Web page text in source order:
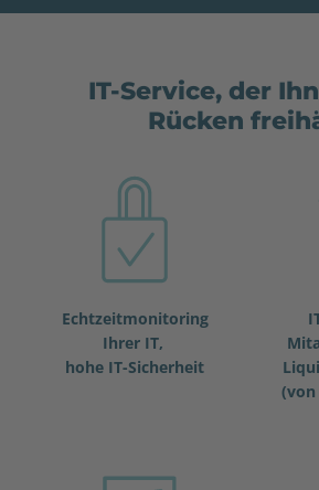
IT-Service, der
Rücken
Echtzeitmonitoring
Ihrer IT,
hohe IT-Sicherheit
(von